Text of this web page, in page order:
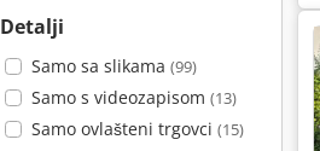
Detalji
Samo sa slikama (99)
Samo s videozapisom (13)
Samo ovlašteni trgovci (15)